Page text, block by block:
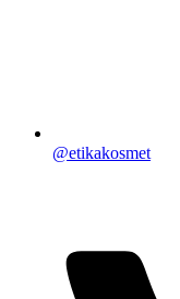
@etikakosmet